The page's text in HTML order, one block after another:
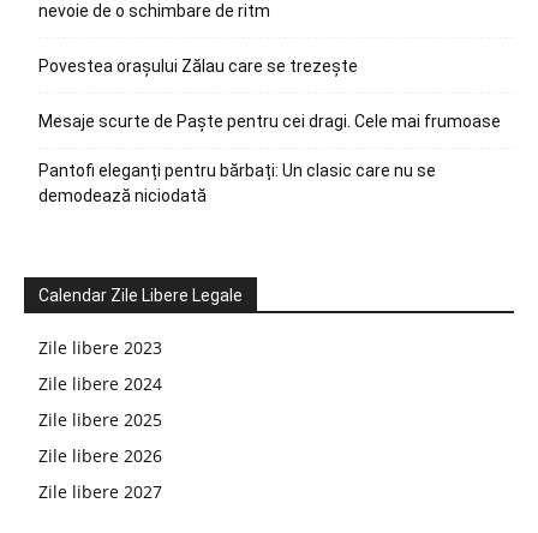
nevoie de o schimbare de ritm
Povestea orașului Zălau care se trezește
Mesaje scurte de Paște pentru cei dragi. Cele mai frumoase
Pantofi eleganți pentru bărbați: Un clasic care nu se
demodează niciodată
Calendar Zile Libere Legale
Zile libere 2023
Zile libere 2024
Zile libere 2025
Zile libere 2026
Zile libere 2027